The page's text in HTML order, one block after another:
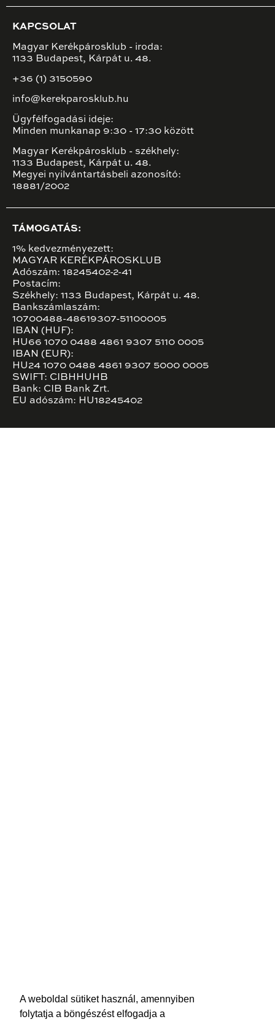
A weboldal sütiket használ, amennyiben
folytatja a böngészést elfogadja a
KAPCSOLAT
Magyar Kerékpárosklub - iroda:
1133 Budapest, Kárpát u. 48.
+36 (1) 3150590
info@kerekparosklub.hu
Ügyfélfogadási ideje:
Minden munkanap 9:30 - 17:30 között
Magyar Kerékpárosklub - székhely:
1133 Budapest, Kárpát u. 48.
Megyei nyilvántartásbeli azonosító:
18881/2002
TÁMOGATÁS:
1% kedvezményezett:
MAGYAR KERÉKPÁROSKLUB
Adószám: 18245402-2-41
Postacím:
Székhely: 1133 Budapest, Kárpát u. 48.
Bankszámlaszám:
10700488-48619307-51100005
IBAN (HUF):
HU66 1070 0488 4861 9307 5110 0005
IBAN (EUR):
HU24 1070 0488 4861 9307 5000 0005
SWIFT: CIBHHUHB
Bank: CIB Bank Zrt.
EU adószám: HU18245402